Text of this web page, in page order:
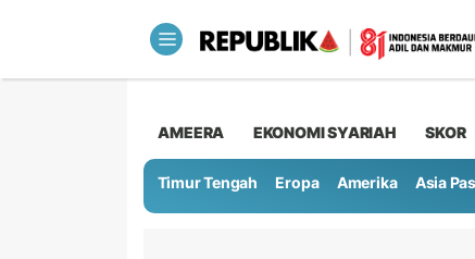
AMEERA EKONOMI SYARIAH SKOR
Timur Tengah Eropa Amerika Asia